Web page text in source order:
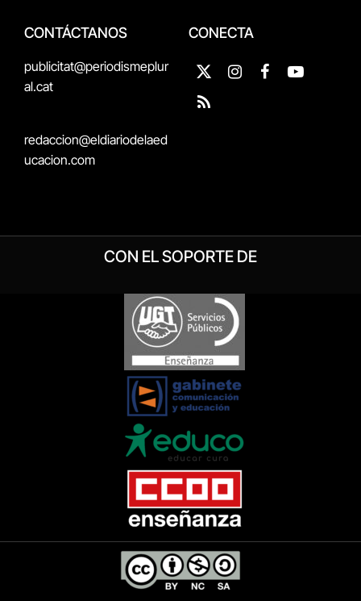
CONTÁCTANOS
publicitat@periodismeplur
al.cat
redaccion@eldiariodelaed
ucacion.com
CONECTA
X
(Twitter)
InstagramFacebookYouTube
RSS
CON EL SOPORTE DE